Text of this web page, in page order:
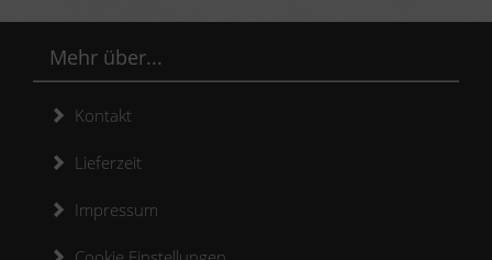
Mehr über...
Kontakt
Lieferzeit
Impressum